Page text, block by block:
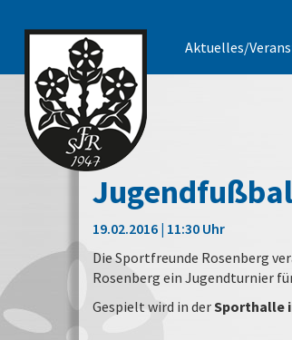
Aktuelles/
19.02.2016 | 11:30 Uhr
Die Sportfreunde Rosenberg
Rosenberg ein Jugendturnier
Gespielt wird in derSporthalle